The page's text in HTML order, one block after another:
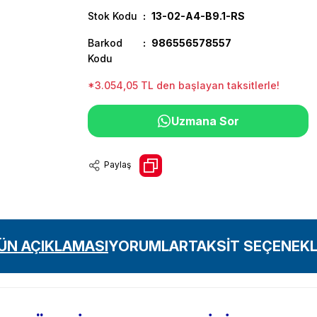
Stok Kodu 13-02-A4-B9.1-RS
Barkod
Kodu
986556578557
*3.054,05 TL den başlayan taksitlerle!
Uzmana Sor
Paylaş
AÇIKLAMASIYORUMLARTAKSİT